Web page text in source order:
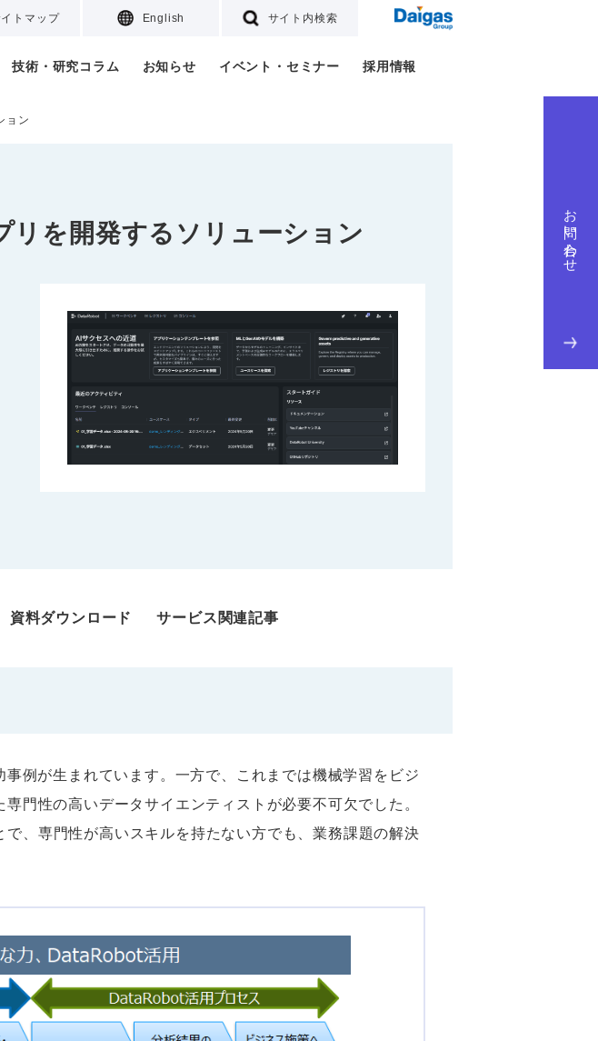
トマップ English サイト内検索
技術・研究コラム お知らせ イベント・セミナー 採用情報
お問い合わせ
ョン
を開発するソリューション
資料ダウンロード サービス関連記事
例が生まれています。一方で、これまでは機械学習をビジ
門性の高いデータサイエンティストが必要不可欠でした。
、専門性が高いスキルを持たない方でも、業務課題の解決